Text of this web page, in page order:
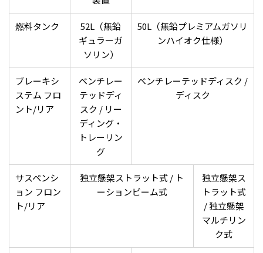
燃料タンク
52L（無鉛
ギュラーガ
ソリン）
50L（無鉛プレミアムガソリ
ンハイオク仕様）
ブレーキシ
ステム フロ
ント/リア
ベンチレー
テッドディ
スク / リー
ディング・
トレーリン
グ
ベンチレーテッドディスク /
ディスク
サスペンシ
ョン フロン
ト/リア
独立懸架ストラット式 / ト
ーションビーム式
独立懸架ス
トラット式
/ 独立懸架
マルチリン
ク式